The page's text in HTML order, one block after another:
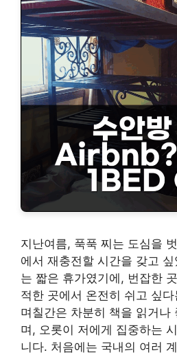
지난여름, 푹푹 찌는 도심을
에서 재충전할 시간을 갖고
는 짧은 휴가였기에, 번잡한
적한 곳에서 온전히 쉬고 싶
며칠간은 차분히 책을 읽거나
며, 오롯이 저에게 집중하는
니다. 처음에는 국내의 여러